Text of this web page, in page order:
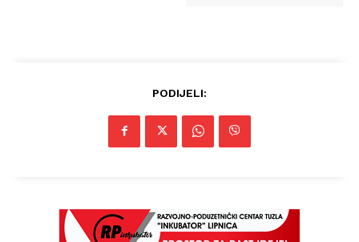
PODIJELI: